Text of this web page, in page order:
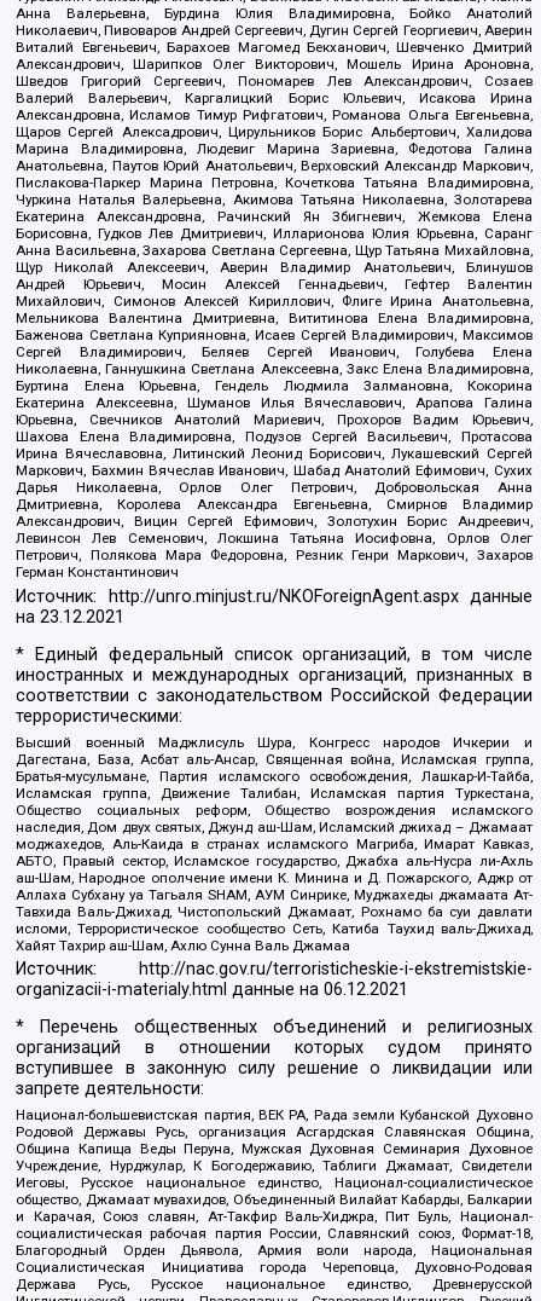
Анна Валерьевна, Бурдина Юлия Владимировна, Бойко Анатолий
Николаевич, Пивоваров Андрей Сергеевич, Дугин Сергей Георгиевич, Аверин
Виталий Евгеньевич, Барахоев Магомед Бекханович, Шевченко Дмитрий
Александрович, Шарипков Олег Викторович, Мошель Ирина Ароновна,
Шведов Григорий Сергеевич, Пономарев Лев Александрович, Созаев
Валерий Валерьевич, Каргалицкий Борис Юльевич, Исакова Ирина
Александровна, Исламов Тимур Рифгатович, Романова Ольга Евгеньевна,
Щаров Сергей Алексадрович, Цирульников Борис Альбертович, Халидова
Марина Владимировна, Людевиг Марина Зариевна, Федотова Галина
Анатольевна, Паутов Юрий Анатольевич, Верховский Александр Маркович,
Пислакова-Паркер Марина Петровна, Кочеткова Татьяна Владимировна,
Чуркина Наталья Валерьевна, Акимова Татьяна Николаевна, Золотарева
Екатерина Александровна, Рачинский Ян Збигневич, Жемкова Елена
Борисовна, Гудков Лев Дмитриевич, Илларионова Юлия Юрьевна, Саранг
Анна Васильевна, Захарова Светлана Сергеевна, Щур Татьяна Михайловна,
Щур Николай Алексеевич, Аверин Владимир Анатольевич, Блинушов
Андрей Юрьевич, Мосин Алексей Геннадьевич, Гефтер Валентин
Михайлович, Симонов Алексей Кириллович, Флиге Ирина Анатольевна,
Мельникова Валентина Дмитриевна, Вититинова Елена Владимировна,
Баженова Светлана Куприяновна, Исаев Сергей Владимирович, Максимов
Сергей Владимирович, Беляев Сергей Иванович, Голубева Елена
Николаевна, Ганнушкина Светлана Алексеевна, Закс Елена Владимировна,
Буртина Елена Юрьевна, Гендель Людмила Залмановна, Кокорина
Екатерина Алексеевна, Шуманов Илья Вячеславович, Арапова Галина
Юрьевна, Свечников Анатолий Мариевич, Прохоров Вадим Юрьевич,
Шахова Елена Владимировна, Подузов Сергей Васильевич, Протасова
Ирина Вячеславовна, Литинский Леонид Борисович, Лукашевский Сергей
Маркович, Бахмин Вячеслав Иванович, Шабад Анатолий Ефимович, Сухих
Дарья Николаевна, Орлов Олег Петрович, Добровольская Анна
Дмитриевна, Королева Александра Евгеньевна, Смирнов Владимир
Александрович, Вицин Сергей Ефимович, Золотухин Борис Андреевич,
Левинсон Лев Семенович, Локшина Татьяна Иосифовна, Орлов Олег
Петрович, Полякова Мара Федоровна, Резник Генри Маркович, Захаров
Герман Константинович
Источник: http://unro.minjust.ru/NKOForeignAgent.aspxданные
на23.12.2021
* Единый федеральный список организаций, в том числе
иностранных и международных организаций, признанных в
соответствии с законодательством Российской Федерации
террористическими:
Высший военный Маджлисуль Шура, Конгресс народов Ичкерии и
Дагестана, База, Асбат аль-Ансар, Священная война, Исламская группа,
Братья-мусульмане, Партия исламского освобождения, Лашкар-И-Тайба,
Исламская группа, Движение Талибан, Исламская партия Туркестана,
Общество социальных реформ, Общество возрождения исламского
наследия, Дом двух святых, Джунд аш-Шам, Исламский джихад – Джамаат
моджахедов, Аль-Каида в странах исламского Магриба, Имарат Кавказ,
АБТО, Правый сектор, Исламское государство, Джабха аль-Нусра ли-Ахль
аш-Шам, Народное ополчение имени К. Минина и Д. Пожарского, Аджр от
Аллаха Субхану уа Тагьаля SHAM, АУМ Синрике, Муджахеды джамаата Ат-
Тавхида Валь-Джихад, Чистопольский Джамаат, Рохнамо ба суи давлати
исломи, Террористическое сообщество Сеть, Катиба Таухид валь-Джихад,
Хайят Тахрир аш-Шам, Ахлю Сунна Валь Джамаа
Источник:
http://nac.gov.ru/terroristicheskie-i-ekstremistskie-
organizacii-i-materialy.html данные на06.12.2021
* Перечень общественных объединений и религиозных
организаций в отношении которых судом принято
вступившее в законную силу решение о ликвидации или
запрете деятельности:
Национал-большевистская партия, ВЕК РА, Рада земли Кубанской Духовно
Родовой Державы Русь, организация Асгардская Славянская Община,
Община Капища Веды Перуна, Мужская Духовная Семинария Духовное
Учреждение, Нурджулар, К Богодержавию, Таблиги Джамаат, Свидетели
Иеговы, Русское национальное единство, Национал-социалистическое
общество, Джамаат мувахидов, Объединенный Вилайат Кабарды, Балкарии
и Карачая, Союз славян, Ат-Такфир Валь-Хиджра, Пит Буль, Национал-
социалистическая рабочая партия России, Славянский союз, Формат-18,
Благородный Орден Дьявола, Армия воли народа, Национальная
Социалистическая Инициатива города Череповца, Духовно-Родовая
Держава Русь, Русское национальное единство, Древнерусской